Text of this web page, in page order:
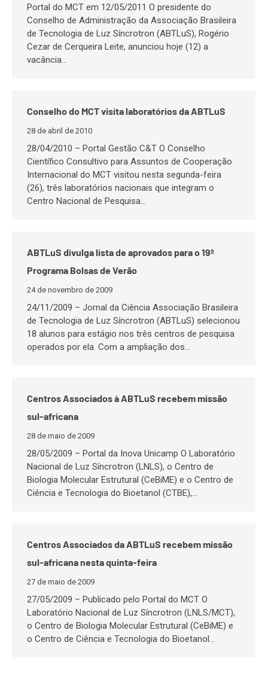
Portal do MCT em 12/05/2011 O presidente do
Conselho de Administração da Associação Brasileira
de Tecnologia de Luz Síncrotron (ABTLuS), Rogério
Cezar de Cerqueira Leite, anunciou hoje (12) a
vacância…
Conselho do MCT visita laboratórios da ABTLuS
28 de abril de 2010
28/04/2010 – Portal Gestão C&T O Conselho
Científico Consultivo para Assuntos de Cooperação
Internacional do MCT visitou nesta segunda-feira
(26), três laboratórios nacionais que integram o
Centro Nacional de Pesquisa…
ABTLuS divulga lista de aprovados para o 19º
Programa Bolsas de Verão
24 de novembro de 2009
24/11/2009 – Jornal da Ciência Associação Brasileira
de Tecnologia de Luz Síncrotron (ABTLuS) selecionou
18 alunos para estágio nos três centros de pesquisa
operados por ela. Com a ampliação dos…
Centros Associados à ABTLuS recebem missão
sul-africana
28 de maio de 2009
28/05/2009 – Portal da Inova Unicamp O Laboratório
Nacional de Luz Síncrotron (LNLS), o Centro de
Biologia Molecular Estrutural (CeBiME) e o Centro de
Ciência e Tecnologia do Bioetanol (CTBE),…
Centros Associados da ABTLuS recebem missão
sul-africana nesta quinta-feira
27 de maio de 2009
27/05/2009 – Publicado pelo Portal do MCT O
Laboratório Nacional de Luz Síncrotron (LNLS/MCT),
o Centro de Biologia Molecular Estrutural (CeBiME) e
o Centro de Ciência e Tecnologia do Bioetanol…